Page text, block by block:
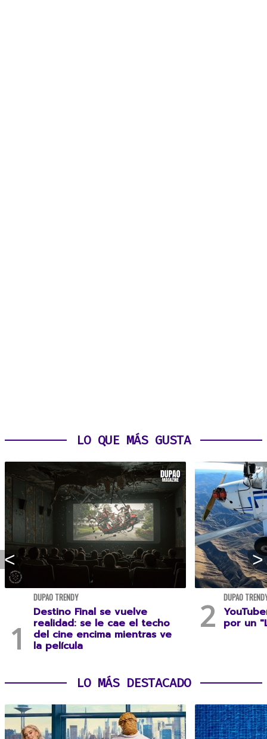
LO QUE MÁS GUSTA
DUPAO TRENDY
Destino Final se vuelve
realidad: se le cae el techo
del cine encima mientras ve
la película
DUPAO
por un
LO MÁS DESTACADO